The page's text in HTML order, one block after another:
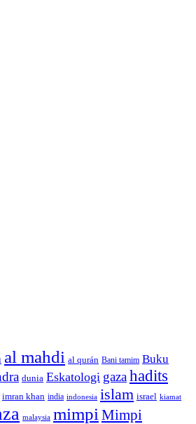
al mahdi al qurán Bani tamim Buku
dunia Eskatologi gazahadits
imran khan india indonesia islam israel kiamat
malaysia mimpi Mimpi